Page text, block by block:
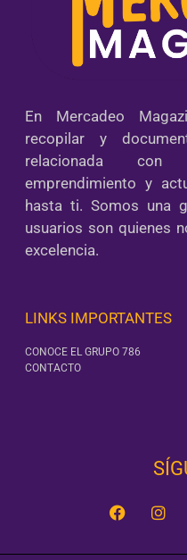
En Mercadeo
recopilar y
relacionada con
emprendimiento y
hasta ti. Somos una
usuarios son quienes
excelencia.
LINKS IMPORTANTES
CONOCE EL GRUPO 786
CONTACTO